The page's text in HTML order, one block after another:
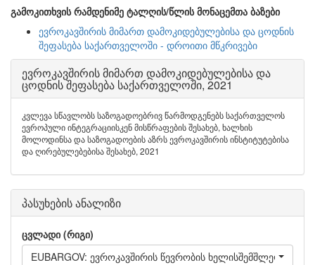
გამოკითხვის რამდენიმე ტალღის/წლის მონაცემთა ბაზები
ევროკავშირის მიმართ დამოკიდებულებისა და ცოდნის
შეფასება საქართველოში - დროითი მწკრივები
ევროკავშირის მიმართ დამოკიდებულებისა და
ცოდნის შეფასება საქართველოში, 2021
კვლევა სწავლობს საზოგადოებრივ წარმოდგენებს საქართველოს
ევროპული ინტეგრაციისკენ მისწრაფების შესახებ, ხალხის
მოლოდინსა და საზოგადოების აზრს ევროკავშირის ინსტიტუტებისა
და ღირებულებებისა შესახებ, 2021
პასუხების ანალიზი
ცვლადი (რიგი)
EUBARGOV: ევროკავშირის წევრობის ხელისშემშლელი